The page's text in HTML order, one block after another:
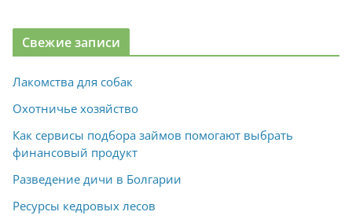
Свежие записи
Лакомства для собак
Охотничье хозяйство
Как сервисы подбора займов помогают выбрать
финансовый продукт
Разведение дичи в Болгарии
Ресурсы кедровых лесов